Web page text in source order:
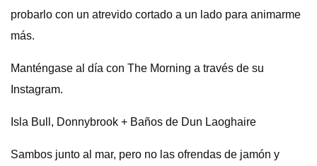
probarlo con un atrevido cortado a un lado para animarme
más.
Manténgase al día con The Morning a través de su
Instagram.
Isla Bull, Donnybrook + Baños de Dun Laoghaire
Sambos junto al mar, pero no las ofrendas de jamón y